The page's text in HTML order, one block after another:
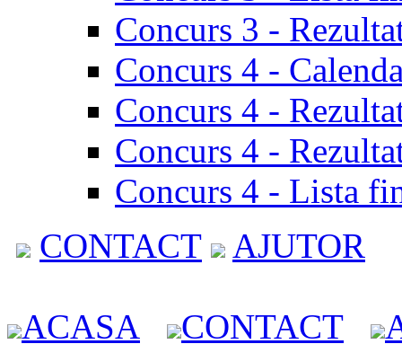
Concurs 3 -
Concurs 4 -
Concurs 4 -
Concurs 4 -
Concurs 4 - Lista
CONTACT
AJUTOR
ACASA CONTACT